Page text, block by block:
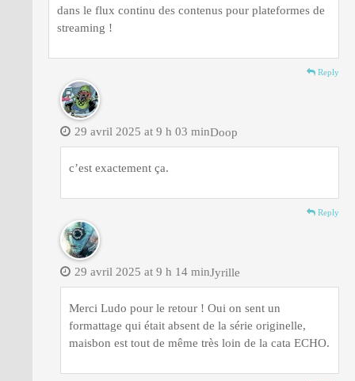
dans le flux continu des contenus pour plateformes de
streaming !
Reply
Doop
29 avril 2025 at 9 h 03 min
c’est exactement ça.
Reply
Jyrille
29 avril 2025 at 9 h 14 min
Merci Ludo pour le retour ! Oui on sent un
formattage qui était absent de la série originelle,
maisbon est tout de même très loin de la cata ECHO.